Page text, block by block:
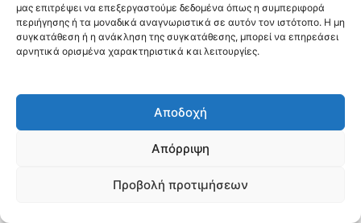
μας επιτρέψει να επεξεργαστούμε δεδομένα όπως η συμπεριφορά
περιήγησης ή τα μοναδικά αναγνωριστικά σε αυτόν τον ιστότοπο. Η μη
συγκατάθεση ή η ανάκληση της συγκατάθεσης, μπορεί να επηρεάσει
αρνητικά ορισμένα χαρακτηριστικά και λειτουργίες.
Αποδοχή
Απόρριψη
Προβολή προτιμήσεων
@2026 3ype.gr All rights reserved
Πολιτική Προστασίας Δεδομένων
Θεσσαλονίκη, ΕλλάδαΤηλ: +30 2311 226 200
email: 3ype@3ype.gr